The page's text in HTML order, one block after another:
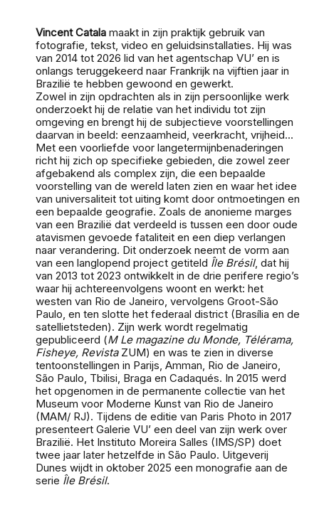
Vincent Catala maakt in zijn praktijk gebruik van
fotografie, tekst, video en geluidsinstallaties. Hij was
van 2014 tot 2026 lid van het agentschap VU’ en is
onlangs teruggekeerd naar Frankrijk na vijftien jaar in
Brazilië te hebben gewoond en gewerkt.
Zowel in zijn opdrachten als in zijn persoonlijke werk
onderzoekt hij de relatie van het individu tot zijn
omgeving en brengt hij de subjectieve voorstellingen
daarvan in beeld: eenzaamheid, veerkracht, vrijheid...
Met een voorliefde voor langetermijnbenaderingen
richt hij zich op specifieke gebieden, die zowel zeer
afgebakend als complex zijn, die een bepaalde
voorstelling van de wereld laten zien en waar het idee
van universaliteit tot uiting komt door ontmoetingen en
een bepaalde geografie. Zoals de anonieme marges
van een Brazilië dat verdeeld is tussen een door oude
atavismen gevoede fataliteit en een diep verlangen
naar verandering. Dit onderzoek neemt de vorm aan
van een langlopend project getiteld Île Brésil, dat hij
van 2013 tot 2023 ontwikkelt in de drie perifere regio’s
waar hij achtereenvolgens woont en werkt: het
westen van Rio de Janeiro, vervolgens Groot-São
Paulo, en ten slotte het federaal district (Brasília en de
satellietsteden). Zijn werk wordt regelmatig
gepubliceerd (M Le magazine du Monde, Télérama,
Fisheye, RevistaZUM) en was te zien in diverse
tentoonstellingen in Parijs, Amman, Rio de Janeiro,
São Paulo, Tbilisi, Braga en Cadaqués. In 2015 werd
het opgenomen in de permanente collectie van het
Museum voor Moderne Kunst van Rio de Janeiro
(MAM/ RJ). Tijdens de editie van Paris Photo in 2017
presenteert Galerie VU’ een deel van zijn werk over
Brazilië. Het Instituto Moreira Salles (IMS/SP) doet
twee jaar later hetzelfde in São Paulo. Uitgeverij
Dunes wijdt in oktober 2025 een monografie aan de
serie Île Brésil.